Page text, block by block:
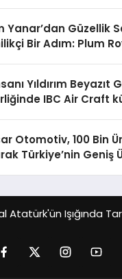
Yanar’dan Güzellik
Bir Adım: Plum
Yıldırım Beyazıt
IBC Air Craft
Otomotiv, 100 Bin
Türkiye’nin Geniş
Işığında